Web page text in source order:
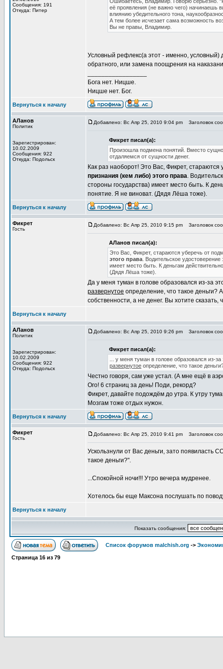
Сообщения: 191
Откуда: Питер
её проявления (не важно чего) начинаешь
влиянию убедительного тона,
А тем более исчезает сама возможность
Вы не правы, Владимир.
Условный рефлекс(а этот - именно, условный)
обратного, или замена поощрения на
Бога нет. Ницше.
Ницше нет. Бог.
Вернуться к началу
АЛанов
Политик
Зарегистрирован:
10.02.2009
Сообщения: 922
Откуда: Подольск
Добавлено: Вс Апр 25, 2010 9:04 pm Заголовок
Фикрет писал(а):
Произошла подмена понятий. Вместо
отдаляемся от сущности денег.
Как раз наоборот! Это Вас, Фикрет,
признания (кем либо) этого права.
стороны государства) имеет место быть. К
понятие. Я не виноват. (Дядя Лёша тоже).
Вернуться к началу
Фикрет
Гость
Добавлено: Вс Апр 25, 2010 9:15 pm Заголовок
АЛанов писал(а):
Это Вас, Фикрет, стараются уберечь от
этого права . Водительское
имеет место быть. К деньгам
(Дядя Лёша тоже).
Да у меня туман в голове образовался из-за
развернутое определение, что такое деньги?
собственности, а не денег. Вы хотите сказать,
Вернуться к началу
АЛанов
Политик
Зарегистрирован:
10.02.2009
Сообщения: 922
Откуда: Подольск
Добавлено: Вс Апр 25, 2010 9:26 pm Заголовок
Фикрет писал(а):
... у меня туман в голове образовался из-
развернутое определение, что такое
Честно говоря, сам уже устал. (А мне ещё в
Ого! 6 страниц за день! Поди, рекорд?
Фикрет, давайте подождём до утра. К утру
Мозгам тоже отдых нужон.
Вернуться к началу
Фикрет
Гость
Добавлено: Вс Апр 25, 2010 9:41 pm Заголовок
Ускользнули от Вас деньги, зато
такое деньги?".
...Спокойной ночи!!! Утро вечера мудренее.
Хотелось бы еще Максона послушать по
Вернуться к началу
Показать сообщения:
Список форумов malchish.org ->
Страница 16 из 79